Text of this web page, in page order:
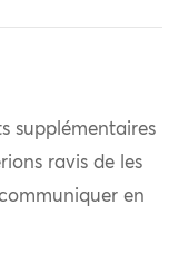
supplémentaires
ravis de les
en